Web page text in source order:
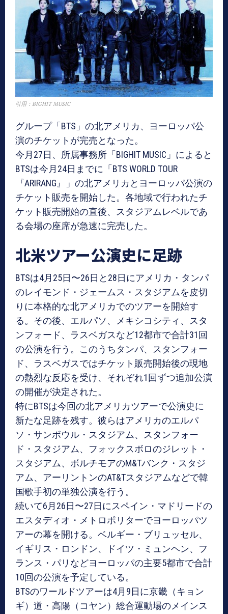
引用：BIGHIT MUSIC
グループ「BTS」の北アメリカ、ヨーロッパ公
演のチケットが完売となった。
今月27日、所属事務所「BIGHIT MUSIC」によると
BTSは今月24日までに「BTS WORLD TOUR
『ARIRANG』」の北アメリカとヨーロッパ公演の
チケット販売を開始した。各地域で行われたチ
ケット販売開始の直後、スタジアムレベルであ
る会場の座席が急速に完売した。
北米ツアー公演史に足跡
BTSは4月25日〜26日と28日にアメリカ・タンパ
のレイモンド・ジェームス・スタジアムを皮切
りに本格的な北アメリカでのツアーを開始す
る。その後、エルパソ、メキシコシティ、スタ
ンフォード、ラスベガスなど12都市で合計31回
の公演を行う。このうちタンパ、スタンフォー
ド、ラスベガスではチケット販売開始後の現地
の熱烈な反応を受け、それぞれ1回ずつ追加公演
の開催が決定された。
特にBTSは今回の北アメリカツアーで公演史に
新たな足跡を残す。彼らはアメリカのエルパ
ソ・サンボウル・スタジアム、スタンフォー
ド・スタジアム、フォックスボロのジレット・
スタジアム、ボルチモアのM&Tバンク・スタジ
アム、アーリントンのAT&Tスタジアムなどで韓
国歌手初の単独公演を行う。
続いて6月26日〜27日にスペイン・マドリードの
エスタディオ・メトロポリターでヨーロッパツ
アーの幕を開ける。ベルギー・ブリュッセル、
イギリス・ロンドン、ドイツ・ミュンヘン、フ
ランス・パリなどヨーロッパの主要5都市で合計
10回の公演を予定している。
BTSのワールドツアーは4月9日に京畿（キョン
ギ）道・高陽（コヤン）総合運動場のメインス